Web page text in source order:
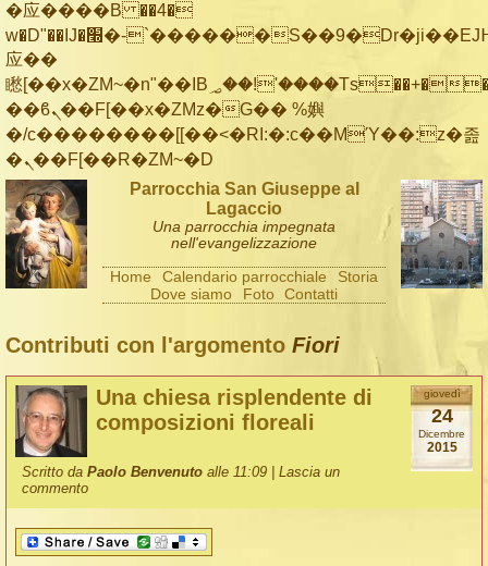
�应����B ��4�
w�D"��IJ�׭�-`������S��9�Dr�ji��EJ߅��gJ�
应��
矁[��x�ZM~�n"��IB؃��!'����Тѕ��+��(m��IK�ʭ�/|
��ϐܢ��F[��x�ZMz�G�� %嬩
�/c��������[[��<�RI:�:c��MΎ��:z�졾
�ܢ��F[��R�ZM~�D
Parrocchia San Giuseppe al
Lagaccio
Una parrocchia impegnata
nell'evangelizzazione
Home Calendario parrocchiale
Storia
Dove siamo
Foto Contatti
Contributi con l'argomento Fiori
giovedì
24
Dicembre
2015
Una chiesa risplendente di
composizioni floreali
Scritto daPaolo Benvenuto alle 11:09 |Lascia un
commento